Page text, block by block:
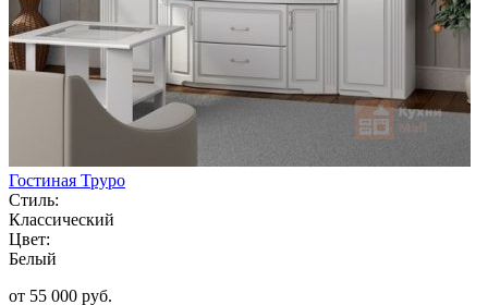
Гостиная Труро
Стиль:
Классический
Цвет:
Белый
от 55 000 руб.